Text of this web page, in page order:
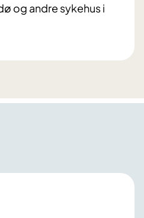
og andre sykehus i